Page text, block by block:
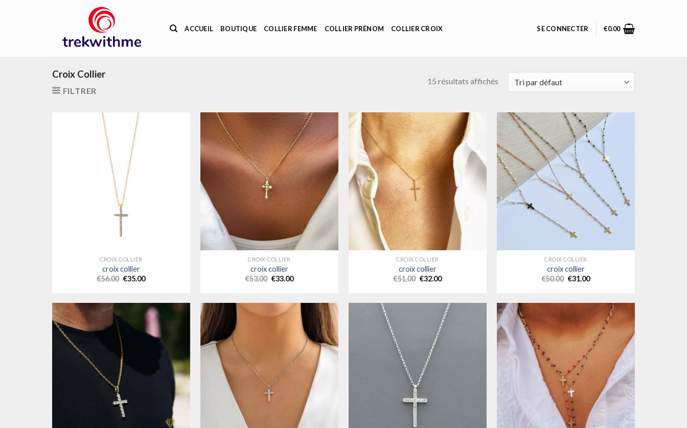
ACCUEIL BOUTIQUE COLLIER FEMME COLLIER PRÉNOM COLLIER CROIX SE CONNECTER €0.00
Croix Collier
FILTRER
15 résultats affichés
CROIX COLLIER
croix collier
€56.00 €35.00
CROIX COLLIER
croix collier
€53.00 €33.00
CROIX COLLIER
croix collier
€51.00 €32.00
CROIX COLLIER
croix collier
€50.00 €31.00